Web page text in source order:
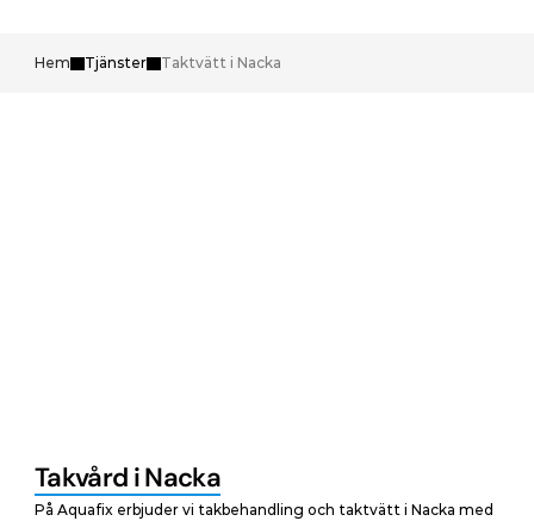
Hem Tjänster Taktvätt i Nacka
Takvård i Nacka
På Aquafix erbjuder vi takbehandling och taktvätt i Nacka med